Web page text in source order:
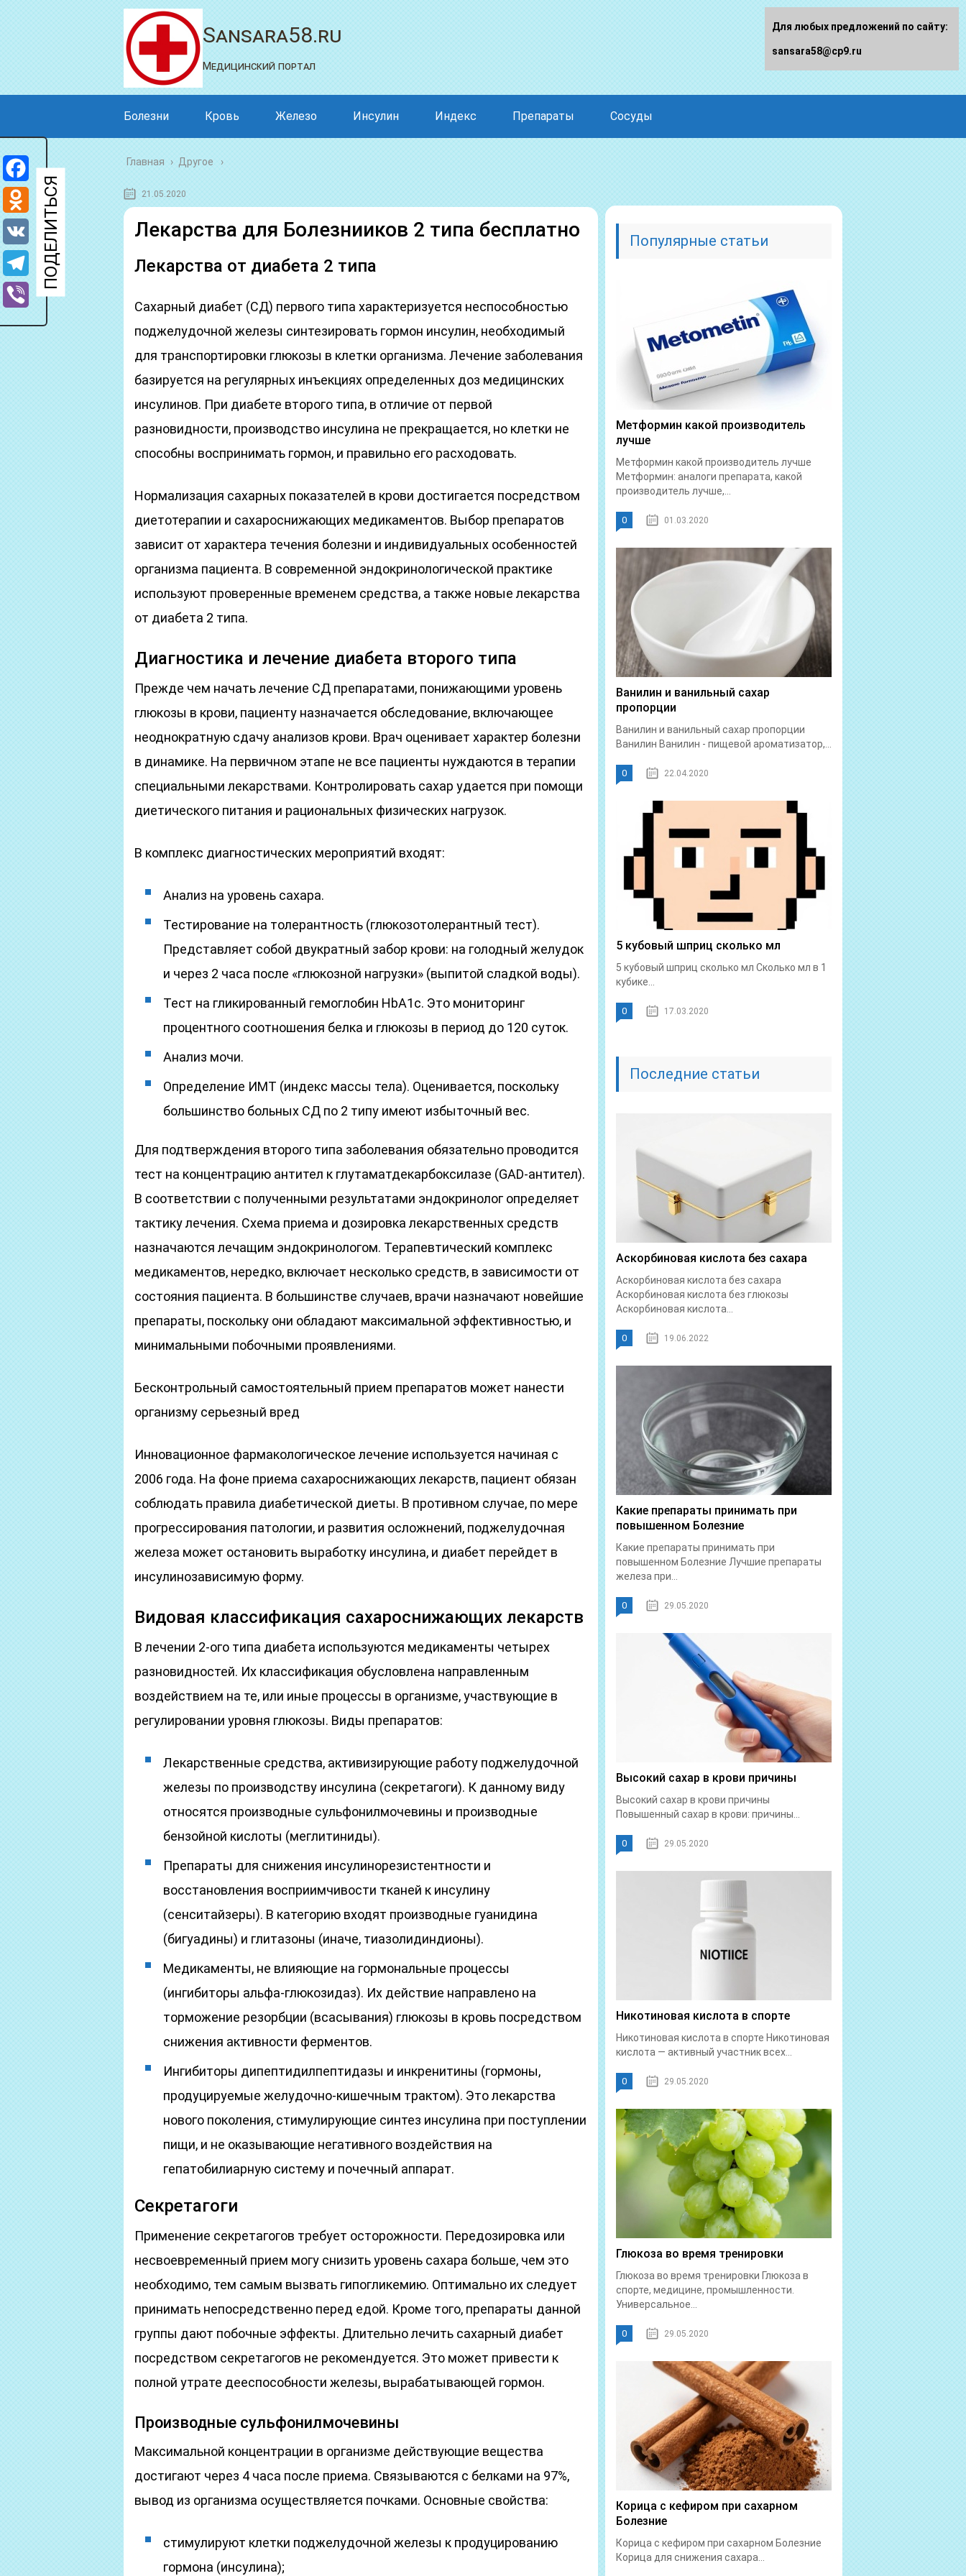
Sansara58.ru
Медицинский портал
Болезни Кровь Железо Инсулин Индекс Препараты Сосуды
Главная › Другое
21.05.2020
Лекарства для Болезнииков 2 типа бесплатно
Лекарства от диабета 2 типа
Сахарный диабет (СД) первого типа характеризуется неспособностью
поджелудочной железы синтезировать гормон инсулин, необходимый
для транспортировки глюкозы в клетки организма. Лечение заболевания
базируется на регулярных инъекциях определенных доз медицинских
инсулинов. При диабете второго типа, в отличие от первой
разновидности, производство инсулина не прекращается, но клетки не
способны воспринимать гормон, и правильно его расходовать.
Нормализация сахарных показателей в крови достигается посредством
диетотерапии и сахароснижающих медикаментов. Выбор препаратов
зависит от характера течения болезни и индивидуальных особенностей
организма пациента. В современной эндокринологической практике
используют проверенные временем средства, а также новые лекарства
от диабета 2 типа.
Диагностика и лечение диабета второго типа
Прежде чем начать лечение СД препаратами, понижающими уровень
глюкозы в крови, пациенту назначается обследование, включающее
неоднократную сдачу анализов крови. Врач оценивает характер болезни
в динамике. На первичном этапе не все пациенты нуждаются в терапии
специальными лекарствами. Контролировать сахар удается при помощи
диетического питания и рациональных физических нагрузок.
В комплекс диагностических мероприятий входят:
Анализ на уровень сахара.
Тестирование на толерантность (глюкозотолерантный тест).
Представляет собой двукратный забор крови: на голодный желудок
и через 2 часа после «глюкозной нагрузки» (выпитой сладкой воды).
Тест на гликированный гемоглобин HbA1с. Это мониторинг
процентного соотношения белка и глюкозы в период до 120 суток.
Анализ мочи.
Определение ИМТ (индекс массы тела). Оценивается, поскольку
большинство больных СД по 2 типу имеют избыточный вес.
Для подтверждения второго типа заболевания обязательно проводится
тест на концентрацию антител к глутаматдекарбоксилазе (GAD-антител).
В соответствии с полученными результатами эндокринолог определяет
тактику лечения. Схема приема и дозировка лекарственных средств
назначаются лечащим эндокринологом. Терапевтический комплекс
медикаментов, нередко, включает несколько средств, в зависимости от
состояния пациента. В большинстве случаев, врачи назначают новейшие
препараты, поскольку они обладают максимальной эффективностью, и
минимальными побочными проявлениями.
Бесконтрольный самостоятельный прием препаратов может нанести
организму серьезный вред
Инновационное фармакологическое лечение используется начиная с
2006 года. На фоне приема сахароснижающих лекарств, пациент обязан
соблюдать правила диабетической диеты. В противном случае, по мере
прогрессирования патологии, и развития осложнений, поджелудочная
железа может остановить выработку инсулина, и диабет перейдет в
инсулинозависимую форму.
Видовая классификация сахароснижающих лекарств
В лечении 2-ого типа диабета используются медикаменты четырех
разновидностей. Их классификация обусловлена направленным
воздействием на те, или иные процессы в организме, участвующие в
регулировании уровня глюкозы. Виды препаратов:
Лекарственные средства, активизирующие работу поджелудочной
железы по производству инсулина (секретагоги). К данному виду
относятся производные сульфонилмочевины и производные
бензойной кислоты (меглитиниды).
Препараты для снижения инсулинорезистентности и
восстановления восприимчивости тканей к инсулину
(сенситайзеры). В категорию входят производные гуанидина
(бигуадины) и глитазоны (иначе, тиазолидиндионы).
Медикаменты, не влияющие на гормональные процессы
(ингибиторы альфа-глюкозидаз). Их действие направлено на
торможение резорбции (всасывания) глюкозы в кровь посредством
снижения активности ферментов.
Ингибиторы дипептидилпептидазы и инкренитины (гормоны,
продуцируемые желудочно-кишечным трактом). Это лекарства
нового поколения, стимулирующие синтез инсулина при поступлении
пищи, и не оказывающие негативного воздействия на
гепатобилиарную систему и почечный аппарат.
Секретагоги
Применение секретагогов требует осторожности. Передозировка или
несвоевременный прием могу снизить уровень сахара больше, чем это
необходимо, тем самым вызвать гипогликемию. Оптимально их следует
принимать непосредственно перед едой. Кроме того, препараты данной
группы дают побочные эффекты. Длительно лечить сахарный диабет
посредством секретагогов не рекомендуется. Это может привести к
полной утрате дееспособности железы, вырабатывающей гормон.
Производные сульфонилмочевины
Максимальной концентрации в организме действующие вещества
достигают через 4 часа после приема. Связываются с белками на 97%,
вывод из организма осуществляется почками. Основные свойства:
стимулируют клетки поджелудочной железы к продуцированию
гормона (инсулина);
Популярные статьи
Метформин какой производитель
лучше
Метформин какой производитель лучше
Метформин: аналоги препарата, какой
производитель лучше,...
0 01.03.2020
Ванилин и ванильный сахар
пропорции
Ванилин и ванильный сахар пропорции
Ванилин Ванилин - пищевой ароматизатор,...
0 22.04.2020
5 кубовый шприц сколько мл
5 кубовый шприц сколько мл Сколько мл в 1
кубике...
0 17.03.2020
Последние статьи
Аскорбиновая кислота без сахара
Аскорбиновая кислота без сахара
Аскорбиновая кислота без глюкозы
Аскорбиновая кислота...
0 19.06.2022
Какие препараты принимать при
повышенном Болезние
Какие препараты принимать при
повышенном Болезние Лучшие препараты
железа при...
0 29.05.2020
Высокий сахар в крови причины
Высокий сахар в крови причины
Повышенный сахар в крови: причины...
0 29.05.2020
Никотиновая кислота в спорте
Никотиновая кислота в спорте Никотиновая
кислота — активный участник всех...
0 29.05.2020
Глюкоза во время тренировки
Глюкоза во время тренировки Глюкоза в
спорте, медицине, промышленности.
Универсальное...
0 29.05.2020
Корица с кефиром при сахарном
Болезние
Корица с кефиром при сахарном Болезние
Корица для снижения сахара...
Facebook
Odnoklassniki
VK
Telegram
Viber
Для любых предложений по сайту:
sansara58@cp9.ru